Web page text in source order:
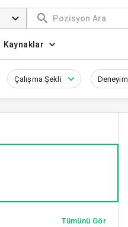
Kaynaklar
Çalışma Şekli Deneyim
Tümünü Gör